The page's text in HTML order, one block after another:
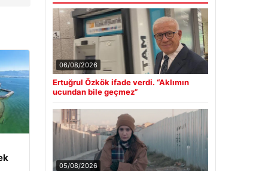
06/08/2026
Ertuğrul Özkök ifade verdi. “Aklımın
ucundan bile geçmez”
05/08/2026